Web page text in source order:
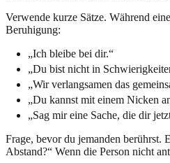
Verwende kurze Sätze. Während
Beruhigung:
„Ich bleibe bei dir.“
„Du bist nicht in
„Wir verlangsamen das
„Du kannst mit einem Nicken
„Sag mir eine Sache, die dir
Frage, bevor du jemanden berührst.
Abstand?“ Wenn die Person nicht